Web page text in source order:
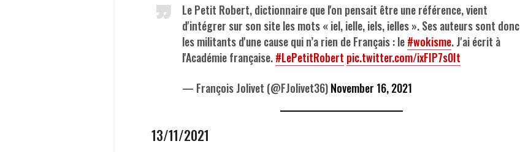
Le Petit Robert, dictionnaire que l'on pensait être une référence, vient
d'intégrer sur son site les mots « iel, ielle, iels, ielles ». Ses auteurs sont donc
les militants d'une cause qui n’a rien de Français : le#wokisme. J'ai écrit à
l'Académie française.#LePetitRobert pic.twitter.com/ixFIP7s0It
— François Jolivet (@FJolivet36)November 16, 2021
13/11/2021